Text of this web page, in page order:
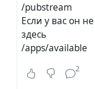
/pubstream
Если у вас он
здесь
/apps/available
2